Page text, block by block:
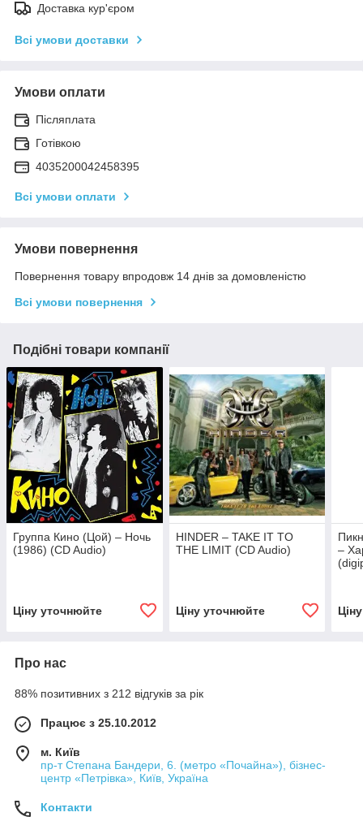
Доставка кур'єром
Всі умови доставки
Умови оплати
Післяплата
Готівкою
4035200042458395
Всі умови оплати
Умови повернення
Повернення товару впродовж 14 днів за домовленістю
Всі умови повернення
Подібні товари компанії
Группа Кино (Цой) – Ночь
(1986) (CD Audio)
Ціну уточнюйте
HINDER – TAKE IT TO
THE LIMIT (CD Audio)
Ціну уточнюйте
–
Про нас
88% позитивних з 212 відгуків за рік
Працює з 25.10.2012
м. Київ
пр-т Степана Бандери, 6. (метро «Почайна»), бізнес-
центр «Петрівка», Київ, Україна
Контакти